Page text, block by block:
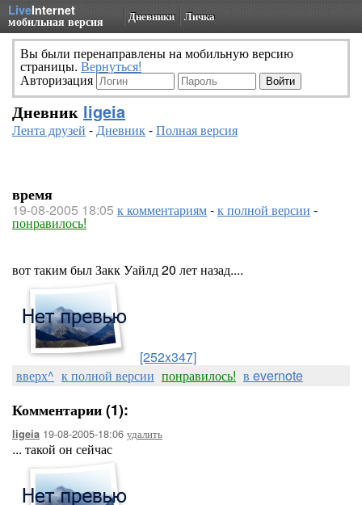
LiveInternet
мобильная версия Дневники Личка
Вы были перенаправлены на мобильную версию
страницы. Вернуться!
Авторизация
Дневник ligeia
Лента друзей -Дневник-Полная версия
время
19-08-2005 18:05 к комментариям-к полной версии -
понравилось!
вот таким был Закк Уайлд 20 лет назад....
[252x347]
вверх^ к полной версии понравилось! в evernote
Комментарии (1):
ligeia 19-08-2005-18:06 удалить
... такой он сейчас